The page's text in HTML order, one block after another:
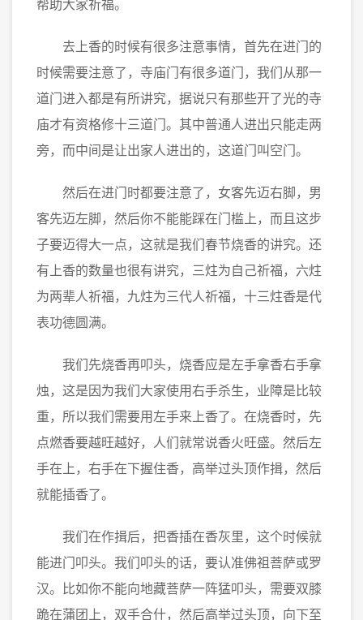
帮助大家祈福。
去上香的时候有很多注意事情，首先在进门的
时候需要注意了，寺庙门有很多道门，我们从那一
道门进入都是有所讲究，据说只有那些开了光的寺
庙才有资格修十三道门。其中普通人进出只能走两
旁，而中间是让出家人进出的，这道门叫空门。
然后在进门时都要注意了，女客先迈右脚，男
客先迈左脚，然后你不能能踩在门槛上，而且这步
子要迈得大一点，这就是我们春节烧香的讲究。还
有上香的数量也很有讲究，三炷为自己祈福，六炷
为两辈人祈福，九炷为三代人祈福，十三炷香是代
表功德圆满。
我们先烧香再叩头，烧香应是左手拿香右手拿
烛，这是因为我们大家使用右手杀生，业障是比较
重，所以我们需要用左手来上香了。在烧香时，先
点燃香要越旺越好，人们就常说香火旺盛。然后左
手在上，右手在下握住香，高举过头顶作揖，然后
就能插香了。
我们在作揖后，把香插在香灰里，这个时候就
能进门叩头。我们叩头的话，要认准佛祖菩萨或罗
汉。比如你不能向地藏菩萨一阵猛叩头，需要双膝
跪在蒲团上，双手合什，然后高举过头顶，向下至